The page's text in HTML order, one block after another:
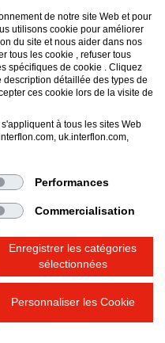
Légales
de notre site Web et pour
utilisons cookie pour améliorer
du site et nous aider dans nos
tous les cookie , refuser tous
spécifiques de cookie . Cliquez
détaillée des types de
ces cookie lors de la visite de
à tous les sites Web
uk.interflon.com,
Performances
Commercialisation
Enregistrer les catégories
sélectionnées
Personnaliser les Cookie